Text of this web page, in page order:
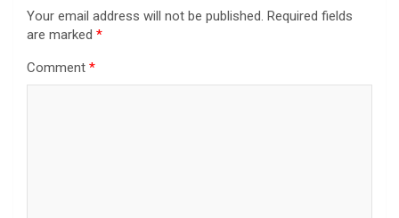
Your email address will not be published. Required fields
are marked *
Comment *